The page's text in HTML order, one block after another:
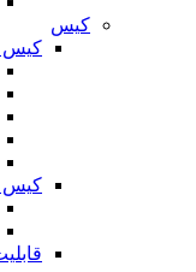
کیس
کیس
کیس